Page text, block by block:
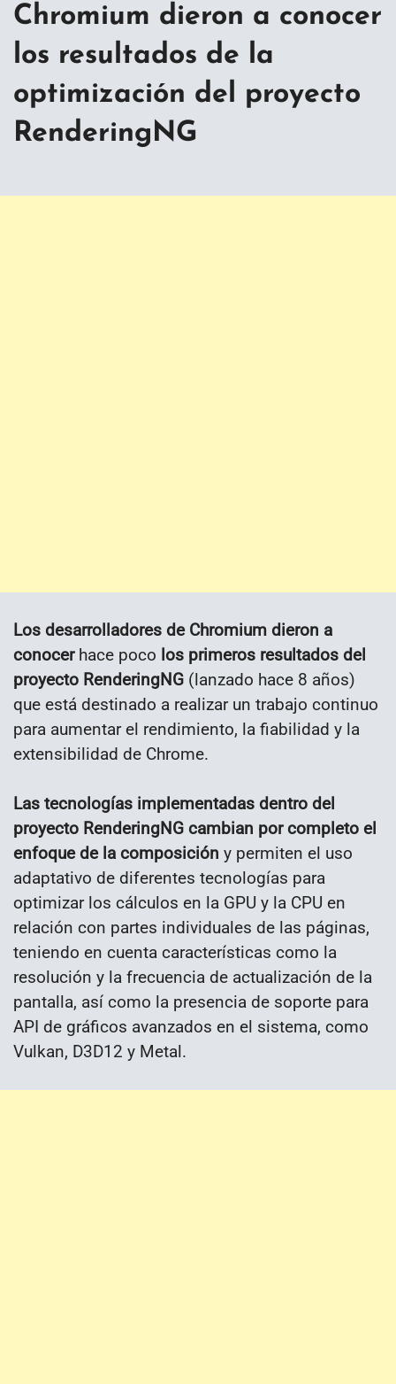
Chromium dieron a conocer
los resultados de la
optimización del proyecto
RenderingNG
Los desarrolladores de Chromium dieron a
conocerhace poco los primeros resultados del
proyecto RenderingNG (lanzado hace 8 años)
que está destinado a realizar un trabajo continuo
para aumentar el rendimiento, la fiabilidad y la
extensibilidad de Chrome.
Las tecnologías implementadas dentro del
proyecto RenderingNG cambian por completo el
enfoque de la composición y permiten el uso
adaptativo de diferentes tecnologías para
optimizar los cálculos en la GPU y la CPU en
relación con partes individuales de las páginas,
teniendo en cuenta características como la
resolución y la frecuencia de actualización de la
pantalla, así como la presencia de soporte para
API de gráficos avanzados en el sistema, como
Vulkan, D3D12 y Metal.